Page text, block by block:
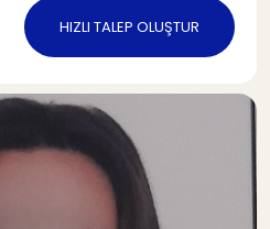
HIZLI TALEP OLUŞTUR